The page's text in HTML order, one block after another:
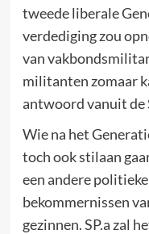
tweede liberale
verdediging zou
van
militanten zomaar
antwoord vanuit de
Wie na het
toch ook stilaan
een andere
bekommernissen
gezinnen. SP.a zal